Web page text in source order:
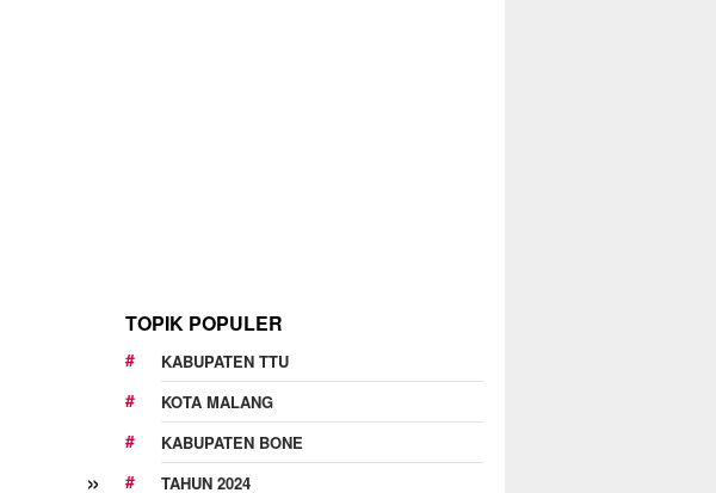
TOPIK POPULER
KABUPATEN TTU
KOTA MALANG
KABUPATEN BONE
TAHUN 2024